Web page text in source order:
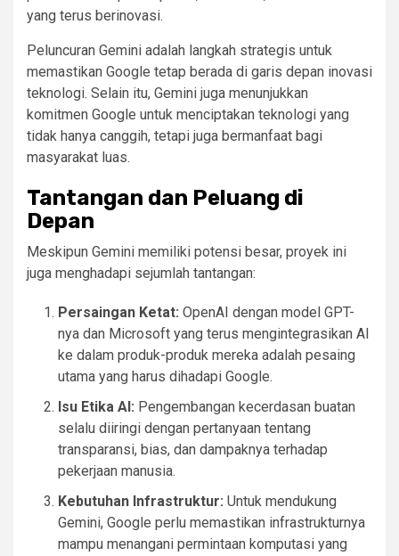
yang terus berinovasi.
Peluncuran Gemini adalah langkah strategis untuk
memastikan Google tetap berada di garis depan inovasi
teknologi. Selain itu, Gemini juga menunjukkan
komitmen Google untuk menciptakan teknologi yang
tidak hanya canggih, tetapi juga bermanfaat bagi
masyarakat luas.
Tantangan dan Peluang di
Depan
Meskipun Gemini memiliki potensi besar, proyek ini
juga menghadapi sejumlah tantangan:
Persaingan Ketat: OpenAI dengan model GPT-
nya dan Microsoft yang terus mengintegrasikan AI
ke dalam produk-produk mereka adalah pesaing
utama yang harus dihadapi Google.
Isu Etika AI: Pengembangan kecerdasan buatan
selalu diiringi dengan pertanyaan tentang
transparansi, bias, dan dampaknya terhadap
pekerjaan manusia.
Kebutuhan Infrastruktur: Untuk mendukung
Gemini, Google perlu memastikan infrastrukturnya
mampu menangani permintaan komputasi yang